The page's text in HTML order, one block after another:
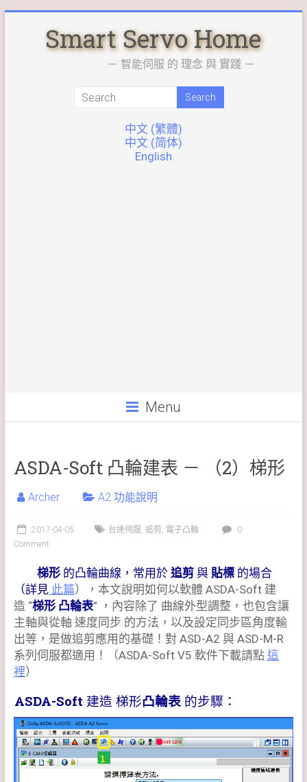
Smart Servo Home
－ 智能伺服 的 理念 與 實踐 －
中文 (繁體)
中文 (简体)
English
Menu
ASDA-Soft 凸輪建表 － （2）梯形
Archer A2 功能說明
2017-04-05 台達伺服, 追剪, 電子凸輪
0
Comment
梯形的凸輪曲線，常用於 追剪 與貼標的場合
（詳見此篇），本文說明如何以軟體 ASDA-Soft 建
造 “梯形 凸輪表” ，內容除了 曲線外型調整，也包含讓
主軸與從軸 速度同步 的方法，以及設定同步區角度輸
出等，是做追剪應用的基礎！對 ASD-A2 與 ASD-M-R
系列伺服都適用！（ASDA-Soft V5 軟件下載請點 這
裡）
ASDA-Soft建造 梯形凸輪表的步驟：